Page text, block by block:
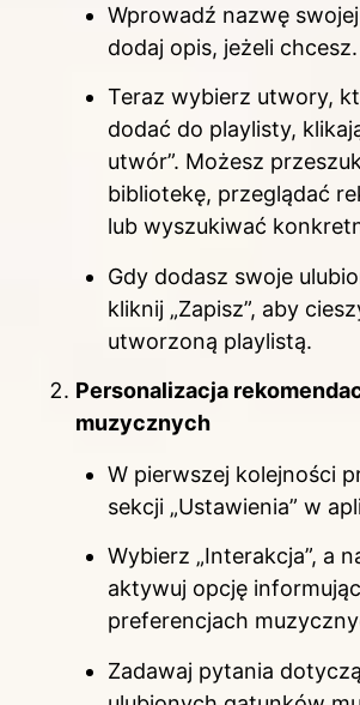
Wprowadź nazwę
dodaj opis, jeżeli chcesz.
Teraz wybierz utwory,
dodać do playlisty,
utwór”. Możesz
bibliotekę, przeglądać
lub wyszukiwać
Gdy dodasz swoje
kliknij „Zapisz”, aby
utworzoną playlistą.
Personalizacja
muzycznych
W pierwszej kolejności
sekcji „Ustawienia” w
Wybierz „Interakcja”, a
aktywuj opcję
preferencjach
Zadawaj pytania